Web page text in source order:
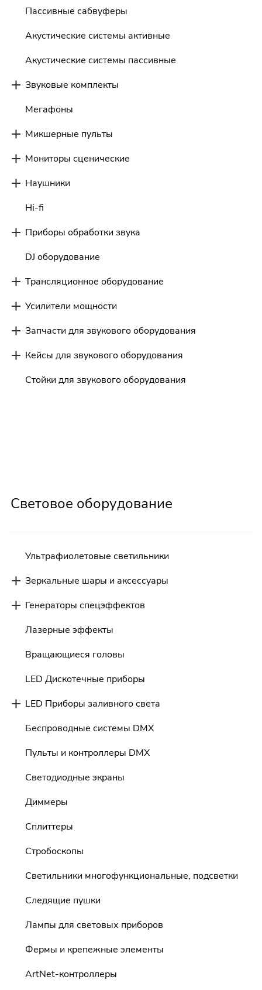
Пассивные сабвуферы
Акустические системы активные
Акустические системы пассивные
Звуковые комплекты
Мегафоны
Микшерные пульты
Мониторы сценические
Наушники
Hi-fi
Приборы обработки звука
DJ оборудование
Трансляционное оборудование
Усилители мощности
Запчасти для звукового оборудования
Кейсы для звукового оборудования
Стойки для звукового оборудования
Световое оборудование
Ультрафиолетовые светильники
Зеркальные шары и аксессуары
Генераторы спецэффектов
Лазерные эффекты
Вращающиеся головы
LED Дискотечные приборы
LED Приборы заливного света
Беспроводные системы DMX
Пульты и контроллеры DMX
Светодиодные экраны
Диммеры
Сплиттеры
Стробоскопы
Светильники многофункциональные, подсветки
Следящие пушки
Лампы для световых приборов
Фермы и крепежные элементы
ArtNet-контроллеры